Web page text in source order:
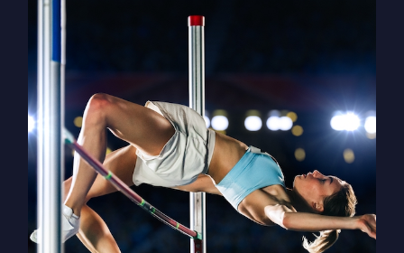
בטלה
יכולים
לעזור
לך
להשיג
את